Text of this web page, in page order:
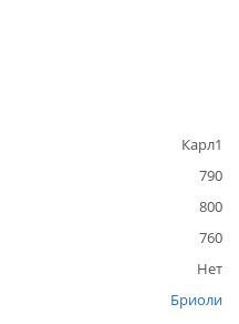
Карл1
790
800
760
Нет
Бриоли